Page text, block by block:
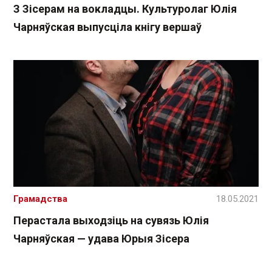
З Зісерам на вокладцы. Культуролаг Юлія
Чарняўская выпусціла кнігу вершаў
Перастала выходзіць на сувязь Юлія
Чарняўская — удава Юрыя Зісера
Грамадства 18.05.2021